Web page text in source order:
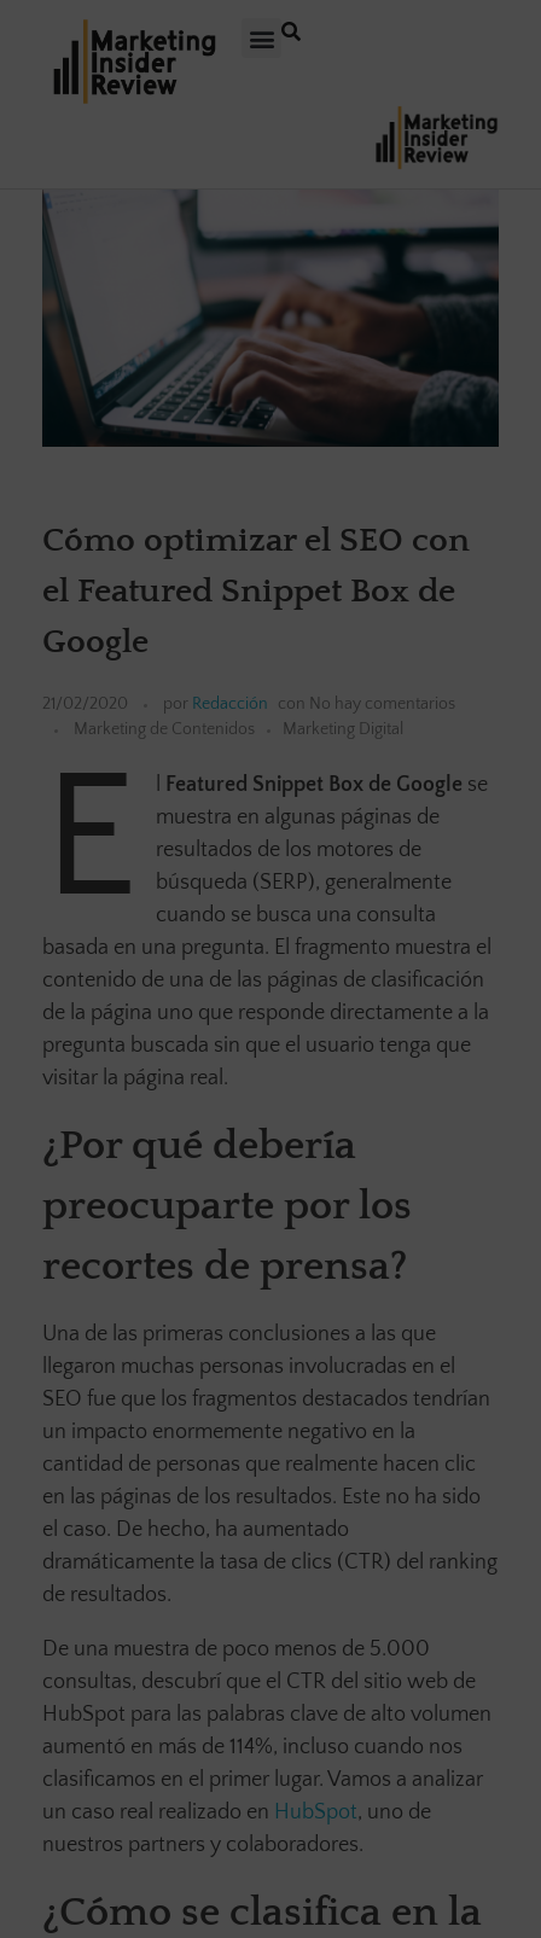
Cómo optimizar el SEO con
el Featured Snippet Box de
Google
21/02/2020 por Redacción con No hay comentarios
Marketing de Contenidos
Marketing Digital
E l Featured Snippet Box de Google se
muestra en algunas páginas de
resultados de los motores de
búsqueda (SERP), generalmente
cuando se busca una consulta
basada en una pregunta. El fragmento muestra el
contenido de una de las páginas de clasificación
de la página uno que responde directamente a la
pregunta buscada sin que el usuario tenga que
visitar la página real.
¿Por qué debería
preocuparte por los
recortes de prensa?
Una de las primeras conclusiones a las que
llegaron muchas personas involucradas en el
SEO fue que los fragmentos destacados tendrían
un impacto enormemente negativo en la
cantidad de personas que realmente hacen clic
en las páginas de los resultados. Este no ha sido
el caso. De hecho, ha aumentado
dramáticamente la tasa de clics (CTR) del ranking
de resultados.
De una muestra de poco menos de 5.000
consultas, descubrí que el CTR del sitio web de
HubSpot para las palabras clave de alto volumen
aumentó en más de 114%, incluso cuando nos
clasificamos en el primer lugar. Vamos a analizar
un caso real realizado en HubSpot, uno de
nuestros partners y colaboradores.
¿Cómo se clasifica en la